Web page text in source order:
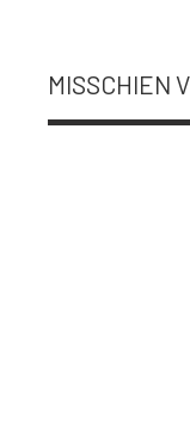
MISSCHIEN